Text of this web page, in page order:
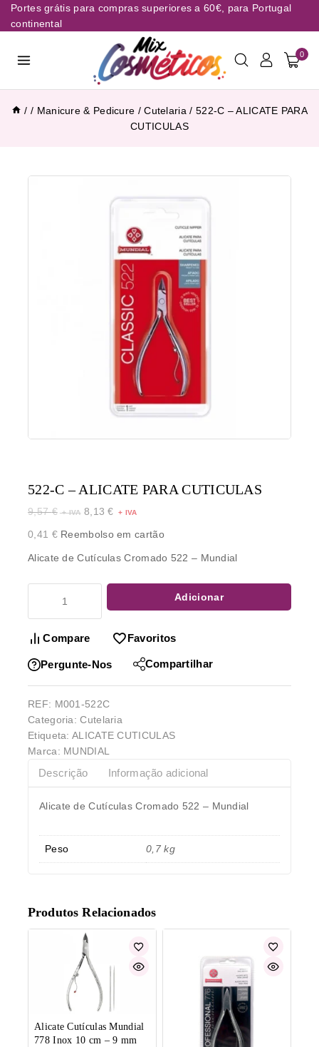
Portes grátis para compras superiores a 60€, para Portugal
continental
0
/ / Manicure & Pedicure / Cutelaria / 522-C – ALICATE PARA
CUTICULAS
522-C – ALICATE PARA CUTICULAS
9,57€ 8,13€
0,41 €Reembolso em cartão
Alicate de Cutículas Cromado 522 – Mundial
Adicionar
Compare Favoritos
Pergunte-Nos Compartilhar
REF: M001-522C
Categoria:Cutelaria
Etiqueta: ALICATE CUTICULAS
Marca: MUNDIAL
Descrição Informação adicional
Alicate de Cutículas Cromado 522 – Mundial
Peso 0,7 kg
Produtos Relacionados
Alicate Cutículas Mundial
778 Inox 10 cm – 9 mm